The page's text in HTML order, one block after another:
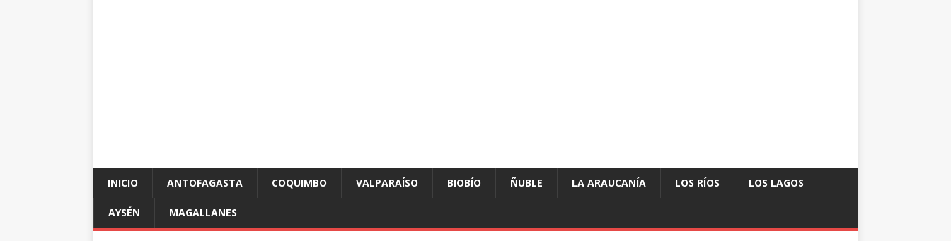
INICIO ANTOFAGASTA COQUIMBO VALPARAÍSO BIOBÍO ÑUBLE LA ARAUCANÍA LOS RÍOS LOS LAGOS
AYSÉN MAGALLANES